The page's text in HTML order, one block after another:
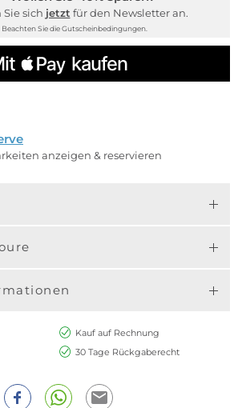
sich jetzt für den Newsletter an.
Beachten Sie die Gutscheinbedingungen.
anzeigen & reservieren
Kauf auf Rechnung
30 Tage Rückgaberecht